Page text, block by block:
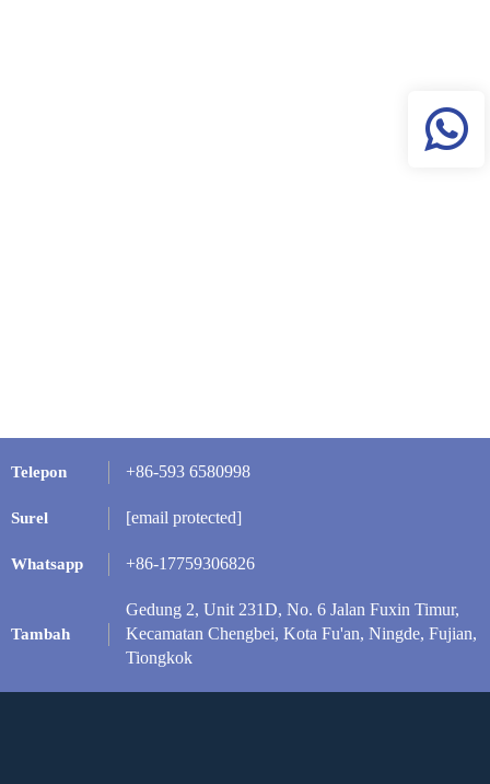
Telepon +86-593 6580998
Surel [email protected]
Whatsapp +86-17759306826
Tambah
Gedung 2, Unit 231D, No. 6 Jalan Fuxin Timur,
Kecamatan Chengbei, Kota Fu'an, Ningde, Fujian,
Tiongkok